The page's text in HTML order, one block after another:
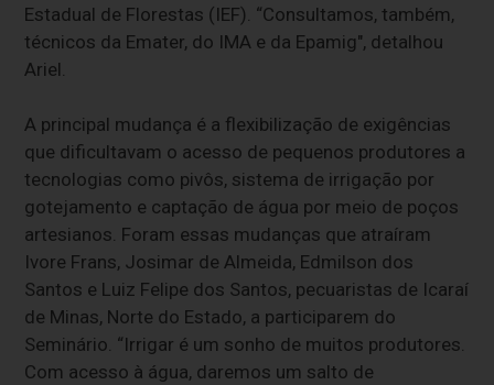
Estadual de Florestas (IEF). “Consultamos, também,
técnicos da Emater, do IMA e da Epamig", detalhou
Ariel.
A principal mudança é a flexibilização de exigências
que dificultavam o acesso de pequenos produtores a
tecnologias como pivôs, sistema de irrigação por
gotejamento e captação de água por meio de poços
artesianos. Foram essas mudanças que atraíram
Ivore Frans, Josimar de Almeida, Edmilson dos
Santos e Luiz Felipe dos Santos, pecuaristas de Icaraí
de Minas, Norte do Estado, a participarem do
Seminário. “Irrigar é um sonho de muitos produtores.
Com acesso à água, daremos um salto de